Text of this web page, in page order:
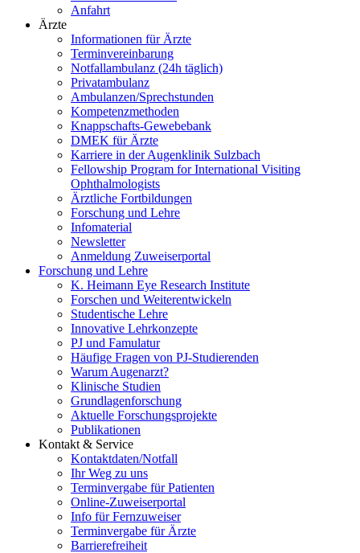
Anfahrt
Ärzte
Informationen für Ärzte
Terminvereinbarung
Notfallambulanz (24h täglich)
Privatambulanz
Ambulanzen/Sprechstunden
Kompetenzmethoden
Knappschafts-Gewebebank
DMEK für Ärzte
Karriere in der Augenklinik Sulzbach
Fellowship Program for International Visiting
Ophthalmologists
Ärztliche Fortbildungen
Forschung und Lehre
Infomaterial
Newsletter
Anmeldung Zuweiserportal
Forschung und Lehre
K. Heimann Eye Research Institute
Forschen und Weiterentwickeln
Studentische Lehre
Innovative Lehrkonzepte
PJ und Famulatur
Häufige Fragen von PJ-Studierenden
Warum Augenarzt?
Klinische Studien
Grundlagenforschung
Aktuelle Forschungsprojekte
Publikationen
Kontakt & Service
Kontaktdaten/Notfall
Ihr Weg zu uns
Terminvergabe für Patienten
Online-Zuweiserportal
Info für Fernzuweiser
Terminvergabe für Ärzte
Barrierefreiheit